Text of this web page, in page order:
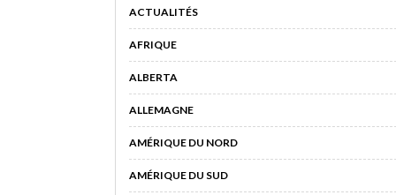
ACTUALITÉS
AFRIQUE
ALBERTA
ALLEMAGNE
AMÉRIQUE DU NORD
AMÉRIQUE DU SUD